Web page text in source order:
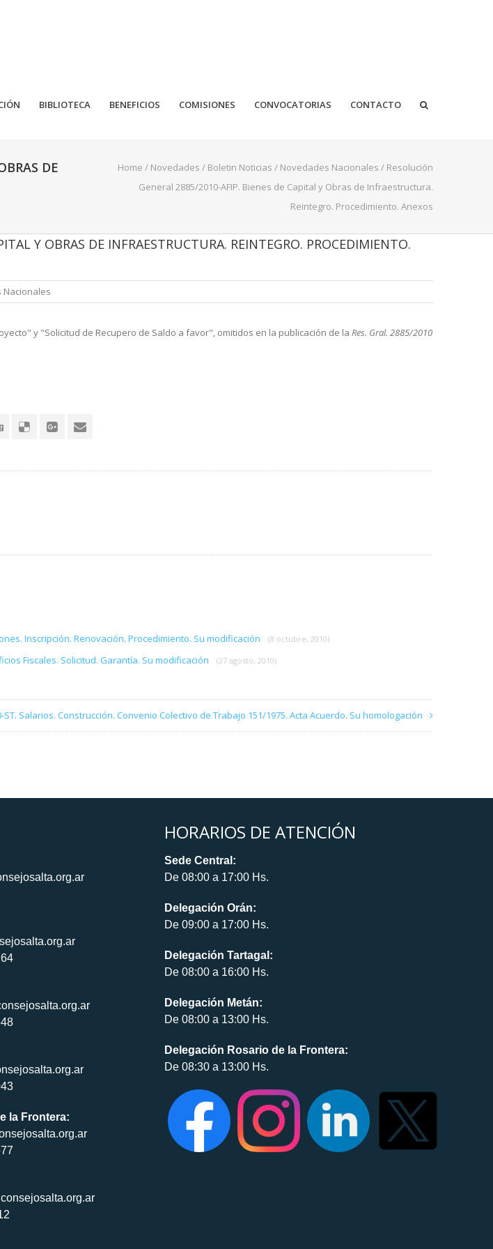
BIBLIOTECA BENEFICIOS COMISIONES CONVOCATORIAS CONTACTO
DE
Home / Novedades / Boletin Noticias / Novedades Nacionales / Resolución
General 2885/2010-AFIP. Bienes de Capital y Obras de Infraestructura.
Reintegro. Procedimiento. Anexos
Y OBRAS DE INFRAESTRUCTURA. REINTEGRO. PROCEDIMIENTO.
Nacionales
y "Solicitud de Recupero de Saldo a favor", omitidos en la publicación de la Res. Gral. 2885/2010
Inscripción. Renovación. Procedimiento. Su modificación (8 octubre, 2010)
Fiscales. Solicitud. Garantía. Su modificación (27 agosto, 2010)
ST. Salarios. Construcción. Convenio Colectivo de Trabajo 151/1975. Acta Acuerdo. Su homologación
la Frontera:
HORARIOS DE ATENCIÓN
Sede Central:
De 08:00 a 17:00 Hs.
Delegación Orán:
De 09:00 a 17:00 Hs.
Delegación Tartagal:
De 08:00 a 16:00 Hs.
Delegación Metán:
De 08:00 a 13:00 Hs.
Delegación Rosario de la Frontera:
De 08:30 a 13:00 Hs.